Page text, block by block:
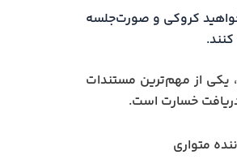
کروکی و صورت‌جلسه
یکی از مهم‌ترین مستندات
خسارت است.
متواری